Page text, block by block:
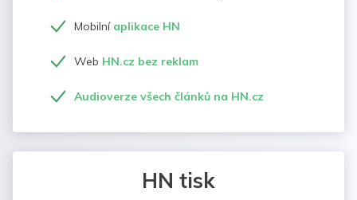
Mobilní aplikace HN
Web HN.cz bez reklam
Audioverze všech článků na HN.cz
HN tisk